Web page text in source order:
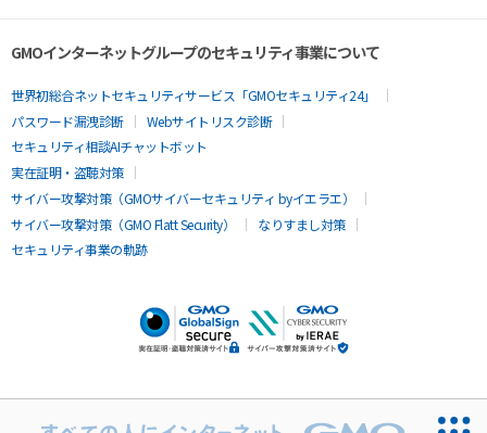
GMOインターネットグループのセキュリティ事業について
世界初総合ネットセキュリティサービス「GMOセキュリティ24」
パスワード漏洩診断
Webサイトリスク診断
セキュリティ相談AIチャットボット
実在証明・盗聴対策
サイバー攻撃対策（GMOサイバーセキュリティ byイエラエ）
サイバー攻撃対策（GMO Flatt Security）
なりすまし対策
セキュリティ事業の軌跡